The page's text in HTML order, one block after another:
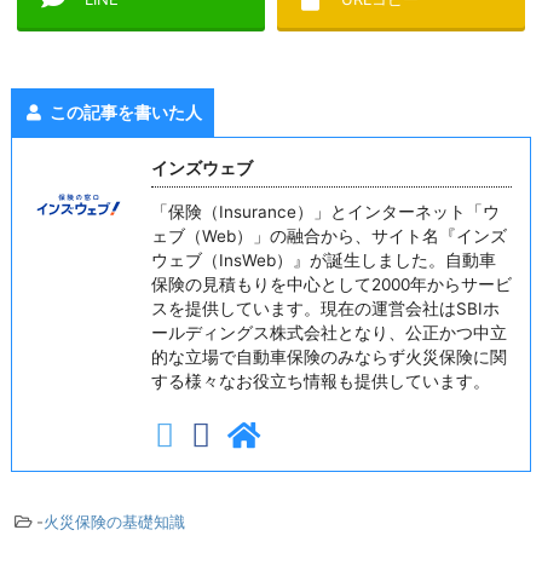
この記事を書いた人
インズウェブ
「保険（Insurance）」とインターネット「ウ
ェブ（Web）」の融合から、サイト名『インズ
ウェブ（InsWeb）』が誕生しました。自動車
保険の見積もりを中心として2000年からサービ
スを提供しています。現在の運営会社はSBIホ
ールディングス株式会社となり、公正かつ中立
的な立場で自動車保険のみならず火災保険に関
する様々なお役立ち情報も提供しています。
-火災保険の基礎知識